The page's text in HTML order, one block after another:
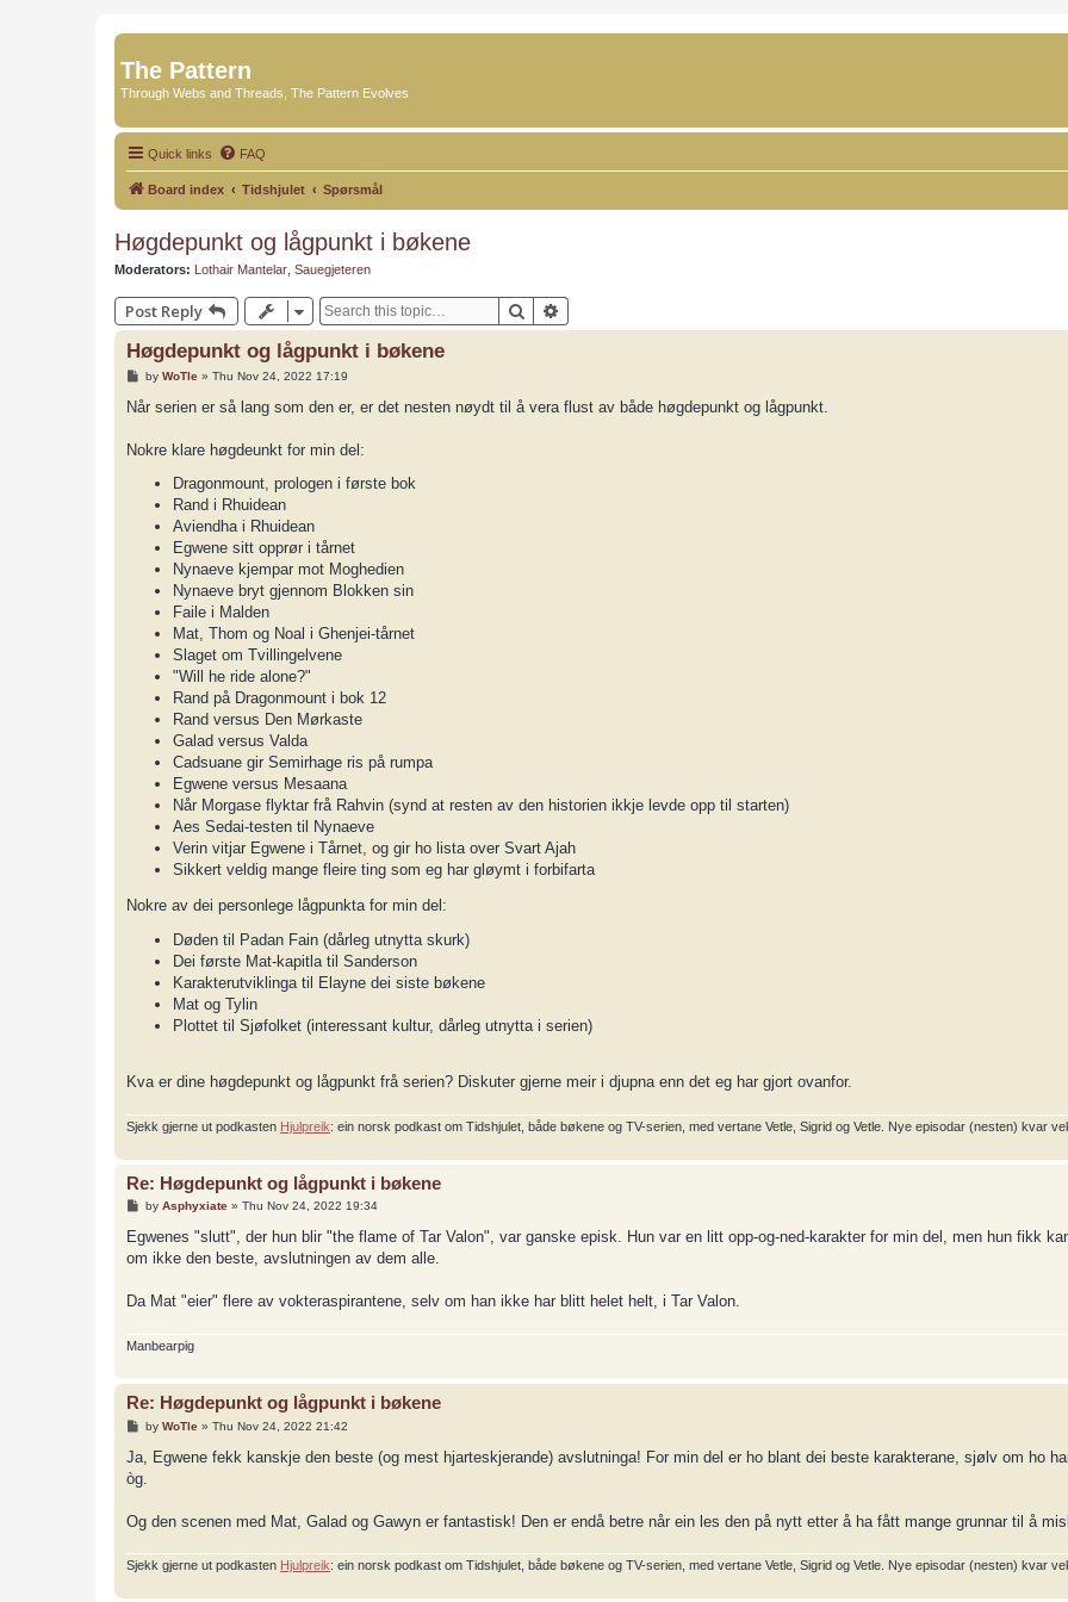
The Pattern
Through Webs and Threads, The Pattern Evolves
Quick links FAQ
Board index Tidshjulet Spørsmål
Høgdepunkt og lågpunkt i bøkene
Moderators: Lothair Mantelar Sauegjeteren
Post Reply Search
Høgdepunkt og lågpunkt i bøkene
P
s
by WoTle» Thu Nov 24, 2022 17:19
Når serien er så lang som den er, er det nesten nøydt til å vera flust av både høgdepunkt og lågpunkt.
Nokre klare høgdeunkt for min del:
Dragonmount, prologen i første bok
Rand i Rhuidean
Aviendha i Rhuidean
Egwene sitt opprør i tårnet
Nynaeve kjempar mot Moghedien
Nynaeve bryt gjennom Blokken sin
Faile i Malden
Mat, Thom og Noal i Ghenjei-tårnet
Slaget om Tvillingelvene
"Will he ride alone?"
Rand på Dragonmount i bok 12
Rand versus Den Mørkaste
Galad versus Valda
Cadsuane gir Semirhage ris på rumpa
Egwene versus Mesaana
Når Morgase flyktar frå Rahvin (synd at resten av den historien ikkje levde opp til starten)
Aes Sedai-testen til Nynaeve
Verin vitjar Egwene i Tårnet, og gir ho lista over Svart Ajah
Sikkert veldig mange fleire ting som eg har gløymt i forbifarta
Nokre av dei personlege lågpunkta for min del:
Døden til Padan Fain (dårleg utnytta skurk)
Dei første Mat-kapitla til Sanderson
Karakterutviklinga til Elayne dei siste bøkene
Mat og Tylin
Plottet til Sjøfolket (interessant kultur, dårleg utnytta i serien)
Kva er dine høgdepunkt og lågpunkt frå serien? Diskuter gjerne meir i djupna enn det eg har gjort ovanfor.
Sjekk gjerne ut podkasten Hjulpreik: ein norsk podkast om Tidshjulet, både bøkene og TV-serien, med vertane Vetle, Sigrid og Vetle. Nye episodar (nesten) kvar
Re: Høgdepunkt og lågpunkt i bøkene
P
s
t
by Asphyxiate» Thu Nov 24, 2022 19:34
Egwenes "slutt", der hun blir "the flame of Tar Valon", var ganske episk. Hun var en litt opp-og-ned-karakter for min del, men hun fikk
om ikke den beste, avslutningen av dem alle.
Da Mat "eier" flere av vokteraspirantene, selv om han ikke har blitt helet helt, i Tar Valon.
Manbearpig
Re: Høgdepunkt og lågpunkt i bøkene
P
s
by WoTle» Thu Nov 24, 2022 21:42
Ja, Egwene fekk kanskje den beste (og mest hjarteskjerande) avslutninga! For min del er ho blant dei beste karakterane, sjølv om ho
òg.
Og den scenen med Mat, Galad og Gawyn er fantastisk! Den er endå betre når ein les den på nytt etter å ha fått mange grunnar til å
Sjekk gjerne ut podkasten Hjulpreik: ein norsk podkast om Tidshjulet, både bøkene og TV-serien, med vertane Vetle, Sigrid og Vetle. Nye episodar (nesten) kvar